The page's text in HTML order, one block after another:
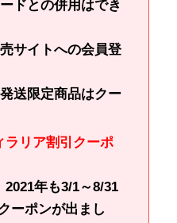
ドとの併用はでき
サイトへの会員登
送限定商品はクー
ラリア割引クーポ
2021年も3/1～8/31
ーポンが出まし